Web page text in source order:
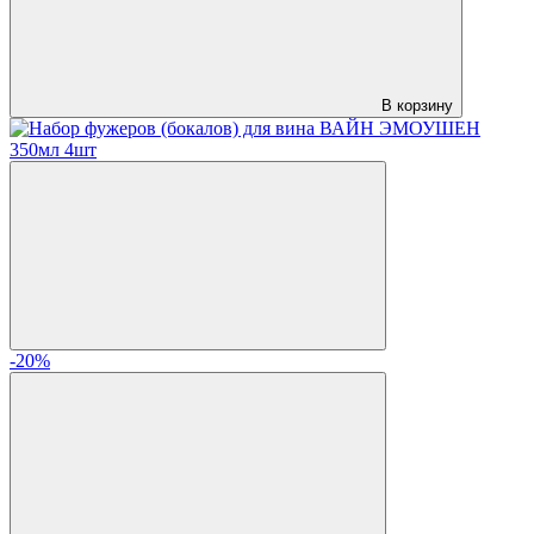
В корзину
-20%